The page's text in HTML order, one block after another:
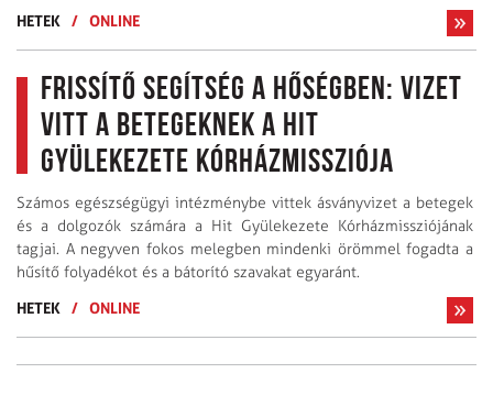
HETEK
/ ONLINE
Frissítő segítség a hőségben: Vizet
vitt a betegeknek a Hit
Gyülekezete Kórházmissziója
Számos egészségügyi intézménybe vittek ásványvizet a betegek
és a dolgozók számára a Hit Gyülekezete Kórházmissziójának
tagjai. A negyven fokos melegben mindenki örömmel fogadta a
hűsítő folyadékot és a bátorító szavakat egyaránt.
HETEK
/ ONLINE